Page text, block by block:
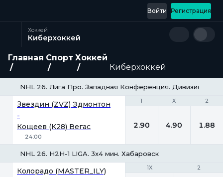
Регистрация
Войти
Хоккей
Киберхоккей
Главная Спорт Хоккей
Киберхоккей
NHL 26. Лига Про. Западная Конференция. Дивизион
1 Х 2
Звездин (ZVZ) Эдмонтон
-
Кощеев (K28) Вегас
24:00
1 Х 2
2.90 4.90 1.88
NHL 26. H2H-1 LIGA. 3x4 мин. Хабаровск
1X 2
Колорадо (MASTER_ILY) 1X 2